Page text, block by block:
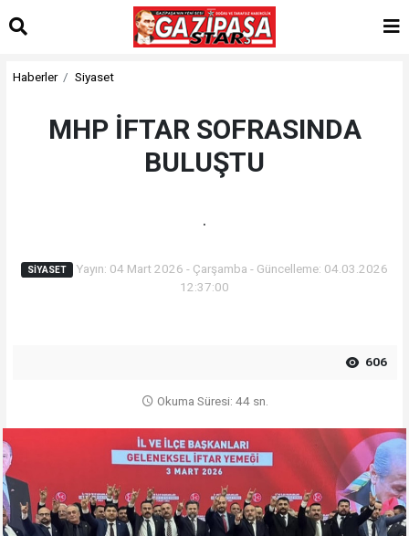
Haberler Siyaset
MHP İFTAR SOFRASINDA
BULUŞTU
.
SIYASET Yayın: 04 Mart 2026 - Çarşamba - Güncelleme: 04.03.2026
12:37:00
606
Okuma Süresi: 44 sn.